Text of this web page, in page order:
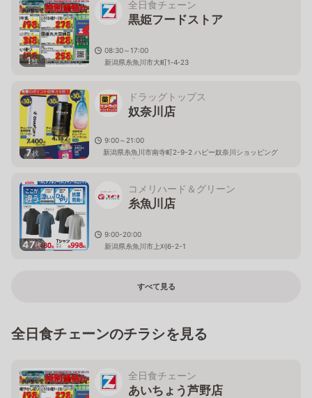
1枚
全日食チェーン
黒姫フードストア
08:30～17:00
新潟県糸魚川市大町1‐4‐23
7枚
ドラッグトップス
奴奈川店
9:00～21:00
新潟県糸魚川市南寺町2-9-2 ハピー奴奈川ショッピング
センター内
47枚
コメリハード＆グリーン
糸魚川店
9:00-20:00
新潟県糸魚川市上刈6-2-1
すべて見る
全日食チェーンのチラシを見る
全日食チェーン
あいちょう芦野店